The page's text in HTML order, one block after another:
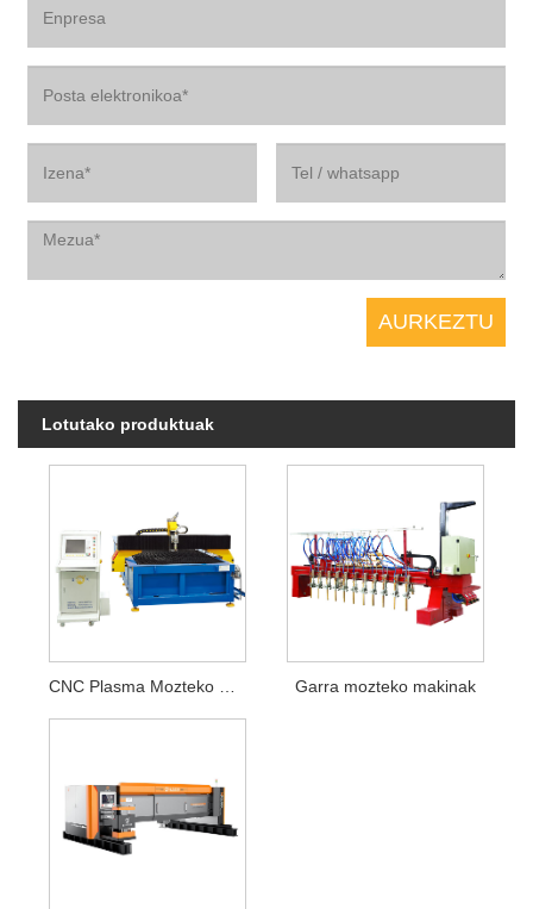
Lotutako produktuak
CNC Plasma Mozteko Makinak Garra mozteko makinak